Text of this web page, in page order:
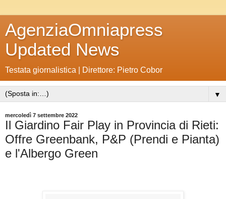
AgenziaOmniapress
Updated News
Testata giornalistica | Direttore: Pietro Cobor
▼
mercoledì 7 settembre 2022
Il Giardino Fair Play in Provincia di Rieti:
Offre Greenbank, P&P (Prendi e Pianta)
e l'Albergo Green